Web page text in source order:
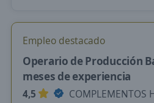
Empleo destacado
Operario de Producción
meses de experiencia
4,5
COMPLEMENTOS